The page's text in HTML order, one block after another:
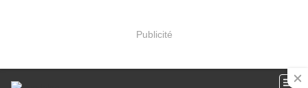
Publicité